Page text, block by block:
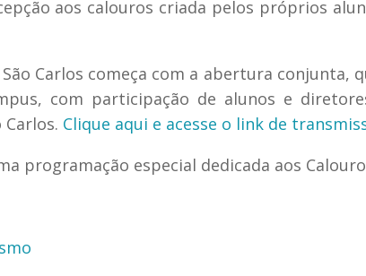
aos calouros criada pelos próprios
Carlos começa com a abertura conjunta,
com participação de alunos e
Clique aqui e acesse o link de
programação especial dedicada aos